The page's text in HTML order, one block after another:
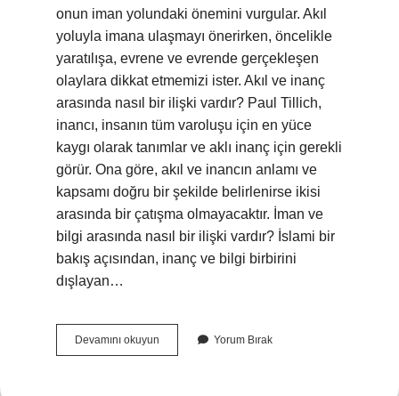
onun iman yolundaki önemini vurgular. Akıl
yoluyla imana ulaşmayı önerirken, öncelikle
yaratılışa, evrene ve evrende gerçekleşen
olaylara dikkat etmemizi ister. Akıl ve inanç
arasında nasıl bir ilişki vardır? Paul Tillich,
inancı, insanın tüm varoluşu için en yüce
kaygı olarak tanımlar ve aklı inanç için gerekli
görür. Ona göre, akıl ve inancın anlamı ve
kapsamı doğru bir şekilde belirlenirse ikisi
arasında bir çatışma olmayacaktır. İman ve
bilgi arasında nasıl bir ilişki vardır? İslami bir
bakış açısından, inanç ve bilgi birbirini
dışlayan…
Devamını okuyun
Ve
Yorum Bırak